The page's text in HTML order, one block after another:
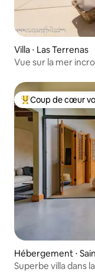
Villa ⋅ Las Terrenas
Vue sur la mer
Coups de cœur
Coup de cœur
Hébergement ⋅
Superbe villa dans